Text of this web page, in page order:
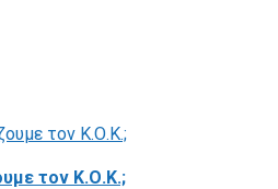
τον Κ.Ο.Κ.;